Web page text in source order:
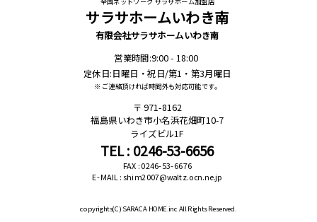
サラサホームいわき南
有限会社サラサホームいわき南
営業時間:9:00 - 18:00
定休日:日曜日・祝日/第1・第3月曜日
※ ご連絡頂ければ時間外も対応可能です。
971-8162
福島県いわき市小名浜花畑町10-7
ライズビル1F
TEL : 0246-53-6656
FAX : 0246-53-6676
E-MAIL : shim2007@waltz.ocn.ne.jp
copyrights(C)SARACA HOME.inc All Rights Reserved.